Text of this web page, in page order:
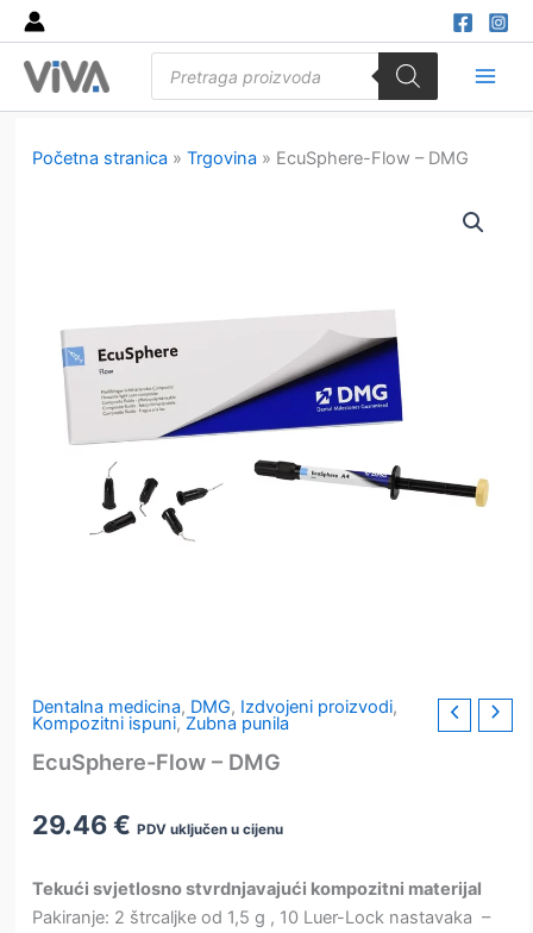
Skip
to
content
search
Početna stranica »Trgovina » EcuSphere-Flow – DMG
Dentalna medicina, DMG, Izdvojeni proizvodi,
Kompozitni ispuni,Zubna punila
EcuSphere-Flow – DMG
29.46€ PDV uključen u cijenu
Tekući svjetlosno stvrdnjavajući kompozitni materijal
Pakiranje: 2 štrcaljke od 1,5 g , 10 Luer-Lock nastavaka –